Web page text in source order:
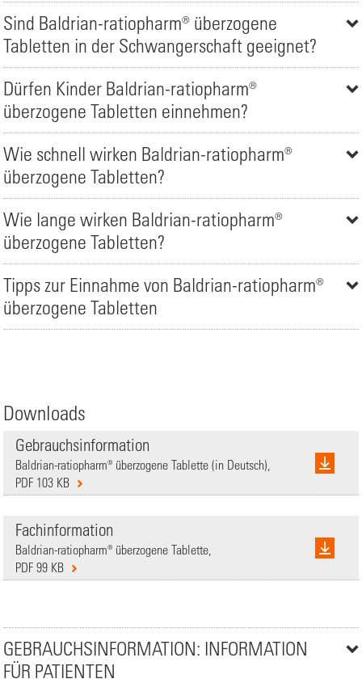
Sind Baldrian-ratiopharm® überzogene
Tabletten in der Schwangerschaft geeignet?
Dürfen Kinder Baldrian-ratiopharm®
überzogene Tabletten einnehmen?
Wie schnell wirken Baldrian-ratiopharm®
überzogene Tabletten?
Wie lange wirken Baldrian-ratiopharm®
überzogene Tabletten?
Tipps zur Einnahme von Baldrian-ratiopharm®
überzogene Tabletten
Downloads
Gebrauchsinformation
Baldrian-ratiopharm® überzogene Tablette (in Deutsch),
PDF 103 KB
Fachinformation
Baldrian-ratiopharm® überzogene Tablette,
PDF 99 KB
GEBRAUCHSINFORMATION: INFORMATION
FÜR PATIENTEN